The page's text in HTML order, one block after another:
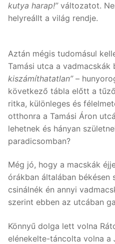
kutya harap!”változatot.
helyreállt a világ rendje.
Aztán mégis tudomásul
Tamási utca a vadmacskák
kiszámíthatatlan”–
következő tábla előtt a
ritka, különleges és
otthonra a Tamási Áron
lehetnek és hányan
paradicsomban?
Még jó, hogy a macskák
órákban általában békésen
csinálnék én annyi
szerint ebben az utcában
Könnyű dolga lett volna
elénekelte-táncolta volna a